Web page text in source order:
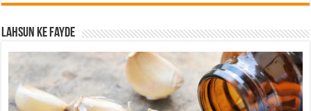
Lahsun ke fayde